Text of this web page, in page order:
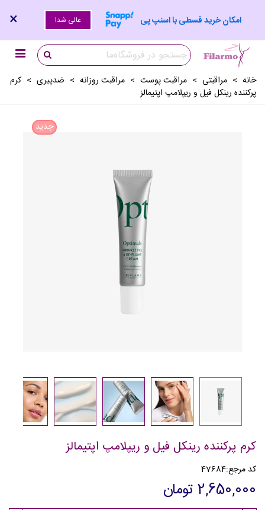
امکان خرید قسطی با اسنپ پی عالی شد! ×
خانه > مراقبتی > مراقبت پوست > مراقبت روزانه > ضدپیری > کرم
پرکننده رینکل فیل و ریپلامپ اپتیمالز
جدید
کرم پرکننده رینکل فیل و ریپلامپ اپتیمالز
کد مرجع:47684
2,650,000 تومان